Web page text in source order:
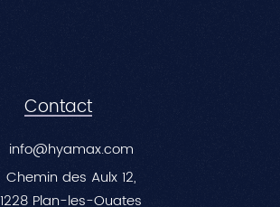
Contact
info@hyamax.com
Chemin des Aulx 12,
1228 Plan-les-Ouates